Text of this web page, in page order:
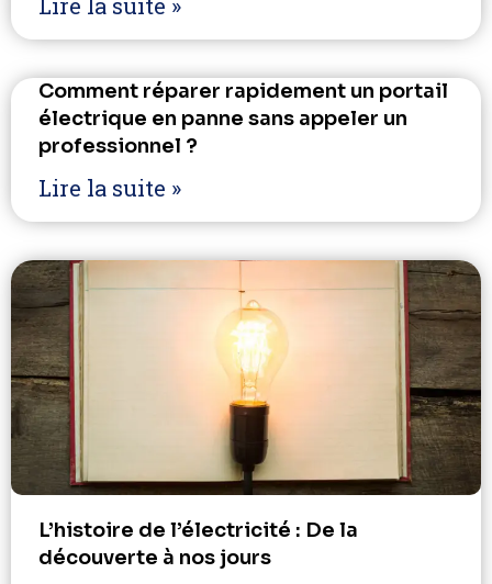
Comment réparer rapidement un portail
électrique en panne sans appeler un
professionnel ?
Lire la suite »
L’histoire de l’électricité : De la
découverte à nos jours